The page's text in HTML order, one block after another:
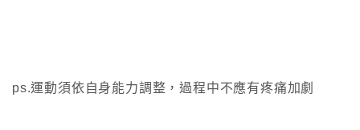
ps.運動須依自身能力調整，過程中不應有疼痛加劇